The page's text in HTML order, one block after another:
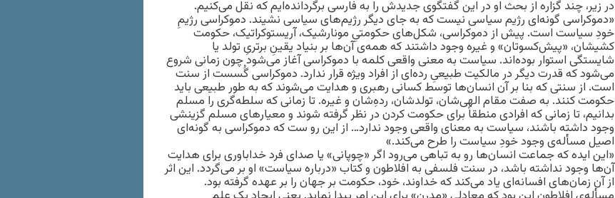
در زیر، چند گزاره از بحث او در این گفتگوی جدیدش را به فارسی برگردانده‌ایم که نقل می‌کنیم.
«دموکراسی گونه‌ای رژیم سیاسی‌ نیست که به جای دیگر رژیم‌های سیاسی نشیند. دموکراسی رژیمِ
خودِ سیاست است. پیش از دموکراسی، شکل‌های حکومتیِ مونارشیک، آریستوکراتیک، حکومت
کشیشان، «پیش‌کسوتان» و غیره وجود داشتند که همه‌ی آن‌ها بر بنیاد یقینِ برتریِ تولد یا
شایستگی استوار بوده‌اند. سیاست به معنی واقعی کلمه با دموکراسی آغاز می‌شود چون زمانی شروع
می‌شود که قدرت دیگر در مالکیت طبیعیِ رده‌ای از افراد ویژه قرار ندارد. دموکراسی گُسست از سنت
است. از سنتی که بنا بر آن انسان‌ها توسط کسانی رهبری و هدایت می‌شوند که به طور طبیعی باید
حکومت کنند. به صفت مقام الهی‌شان، تولد‌شان، ردهِ‌شان و غیره. تا زمانی که سلطه‌گری‌ را مسلم
بدانیم، تا زمانی که افرادی منطقاً برای حکومت کردن در نظر گرفته شوند و معیارهای مسلم گزینشی
وجود داشته باشند، سیاست به معنای واقعی وجود ندارد… از این رو ‌ست که دموکراسی به گونه‌ای
اصیل مسأله‌ی وجود خودِ سیاست را طرح می‌کند.»
«‌این ایده که جماعت انسان‌ها رو به تباهی می‌رود اگر «چوپانی» یا صدای فرد خداباوری برای هدایت
آن‌ها وجود نداشته باشد، در سنت فلسفی به افلاطون و کتاب «درباره سیاست» او بر می‌گردد. این اثر
از آن زمان‌های افسانه‌ای یاد می‌کند که خداوند، خود، حکومت بر جهان را بر عهده گرفته بود.